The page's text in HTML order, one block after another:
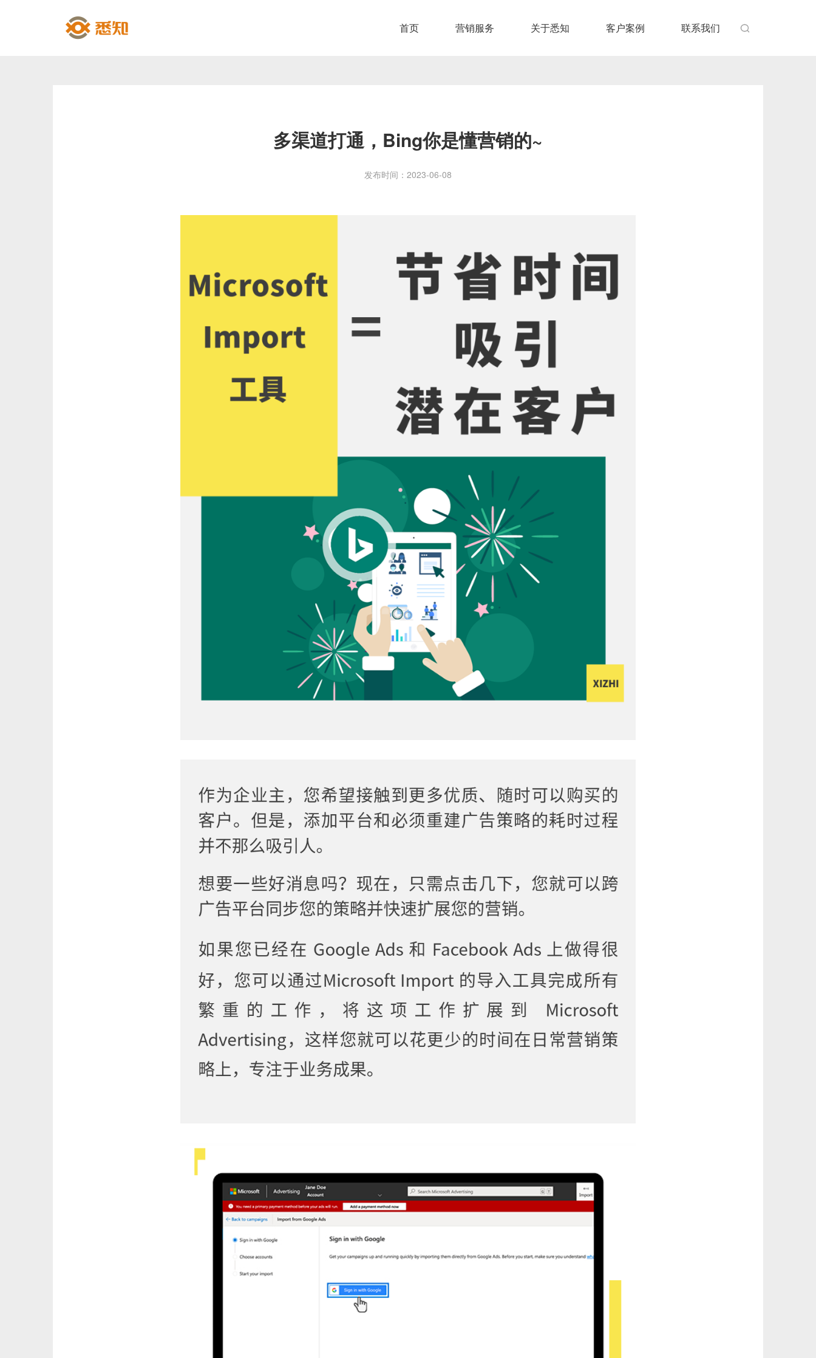
首页 营销服务 关于悉知 客户案例 联系我们 
多渠道打通，Bing你是懂营销的~
发布时间：2023-06-08